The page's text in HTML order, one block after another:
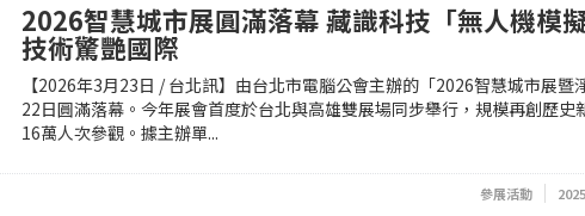
2026智慧城市展圓滿落幕 藏識科技「無人機模
技術驚艷國際
【2026年3月23日 / 台北訊】由台北市電腦公會主辦的「2026智慧城市展暨
22日圓滿落幕。今年展會首度於台北與高雄雙展場同步舉行，規模再創歷史
16萬人次參觀。據主辦單...
參展活動